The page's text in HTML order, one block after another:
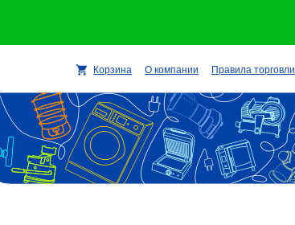
Корзина О компании Правила торговли